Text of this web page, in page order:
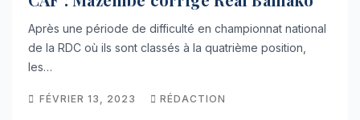
Après une période de difficulté en championnat national
de la RDC où ils sont classés à la quatrième position,
les…
FÉVRIER 13, 2023 RÉDACTION